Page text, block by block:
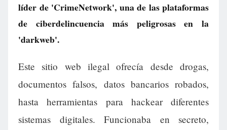
líder de 'CrimeNetwork', una de las plataformas
de ciberdelincuencia más peligrosas en la
'darkweb'.
Este sitio web ilegal ofrecía desde drogas,
documentos falsos, datos bancarios robados,
hasta herramientas para hackear diferentes
sistemas digitales. Funcionaba en secreto,